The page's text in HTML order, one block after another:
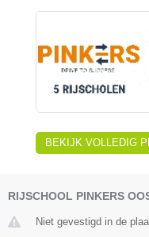
BEKIJK VOLLEDIG
RIJSCHOOL PINKERS
Niet gevestigd in de